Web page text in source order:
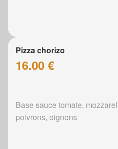
Pizza chorizo
16.00 €
Base sauce tomate,
poivrons, oignons